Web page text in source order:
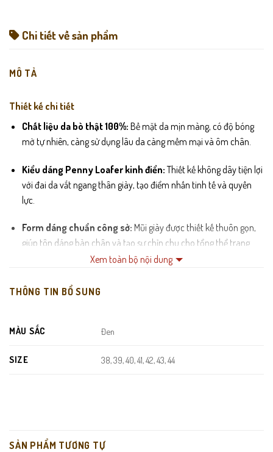
Chi tiết về sản phẩm
MÔ TẢ
Thiết kế chi tiết
Chất liệu da bò thật 100%: Bề mặt da mịn màng, có độ bóng
mờ tự nhiên, càng sử dụng lâu da càng mềm mại và ôm chân.
Kiểu dáng Penny Loafer kinh điển:Thiết kế không dây tiện lợi
với đai da vắt ngang thân giày, tạo điểm nhấn tinh tế và quyền
lực.
Form dáng chuẩn công sở: Mũi giày được thiết kế thuôn gọn,
giúp tôn dáng bàn chân và tạo sự chỉn chu cho tổng thể trang
Lót trong da cừu êm ái:
Đế cao su đúc nguyên khối:
chấn hiệu quả.
Xem toàn bộ nội dung
THÔNG TIN BỔ SUNG
MÀU SẮC Đen
SIZE 38, 39, 40, 41, 42, 43, 44
SẢN PHẨM TƯƠNG TỰ